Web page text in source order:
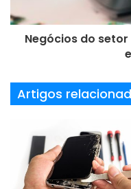
placas
placas
Negócios do
Artigos